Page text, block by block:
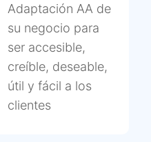
Adaptación AA de
su negocio para
ser accesible,
creíble, deseable,
útil y fácil a los
clientes